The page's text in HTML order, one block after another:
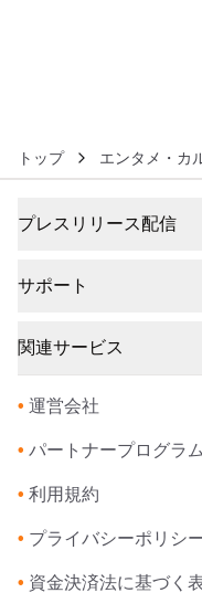
トップ エンタメ・カ
プレスリリース配信
サポート
関連サービス
• 運営会社
• パートナープログラム
• 利用規約
• プライバシーポリシ
• 資金決済法に基づく